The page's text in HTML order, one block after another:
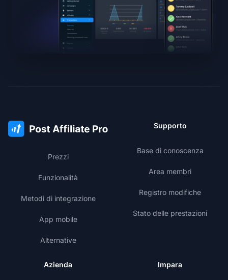
Prezzi
Funzionalità
Metodi di integrazione
App mobile
Alternative
Supporto
Base di conoscenza
Area membri
Registro modifiche
Stato delle prestazioni
Azienda Impara